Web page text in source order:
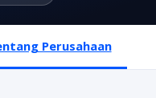
Perusahaan